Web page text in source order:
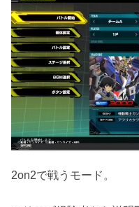
2on2で戦うモード。